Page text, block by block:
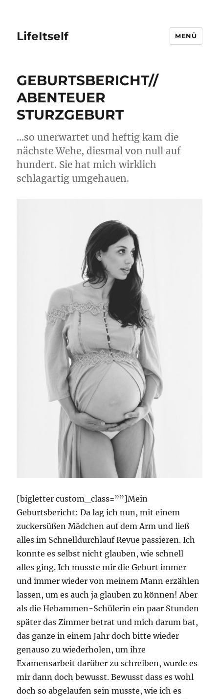
LifeItself MENÜ
GEBURTSBERICHT//
ABENTEUER
STURZGEBURT
…so unerwartet und heftig kam die
nächste Wehe, diesmal von null auf
hundert. Sie hat mich wirklich
schlagartig umgehauen.
[bigletter custom_class=””]Mein
Geburtsbericht: Da lag ich nun, mit einem
zuckersüßen Mädchen auf dem Arm und ließ
alles im Schnelldurchlauf Revue passieren. Ich
konnte es selbst nicht glauben, wie schnell
alles ging. Ich musste mir die Geburt immer
und immer wieder von meinem Mann erzählen
lassen, um es auch ja glauben zu können! Aber
als die Hebammen-Schülerin ein paar Stunden
später das Zimmer betrat und mich darum bat,
das ganze in einem Jahr doch bitte wieder
genauso zu wiederholen, um ihre
Examensarbeit darüber zu schreiben, wurde es
mir dann doch bewusst. Bewusst dass es wohl
doch so abgelaufen sein musste, wie ich es